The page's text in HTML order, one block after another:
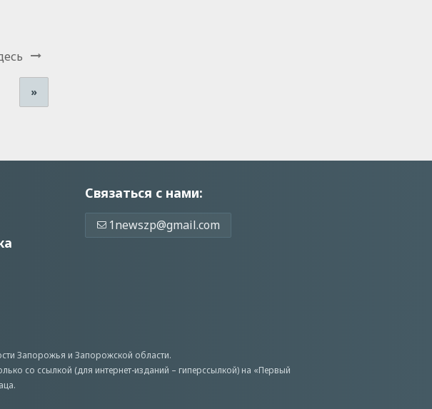
»
Связаться с нами:
1newszp@gmail.com
Запорожья и Запорожской области.
со ссылкой (для интернет-изданий – гиперссылкой) на «Первый